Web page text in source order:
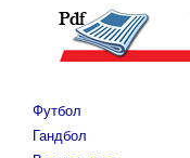
Футбол
Гандбол